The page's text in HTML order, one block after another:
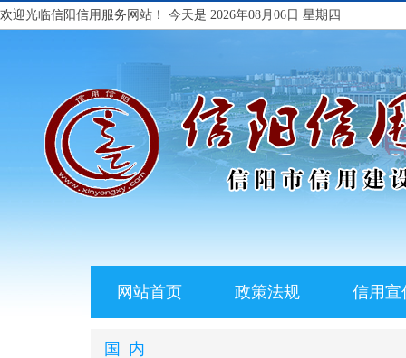
欢迎光临信阳信用服务网站！ 今天是 2026年08月06日 星期四
网站首页 政策法规 信用宣
国内